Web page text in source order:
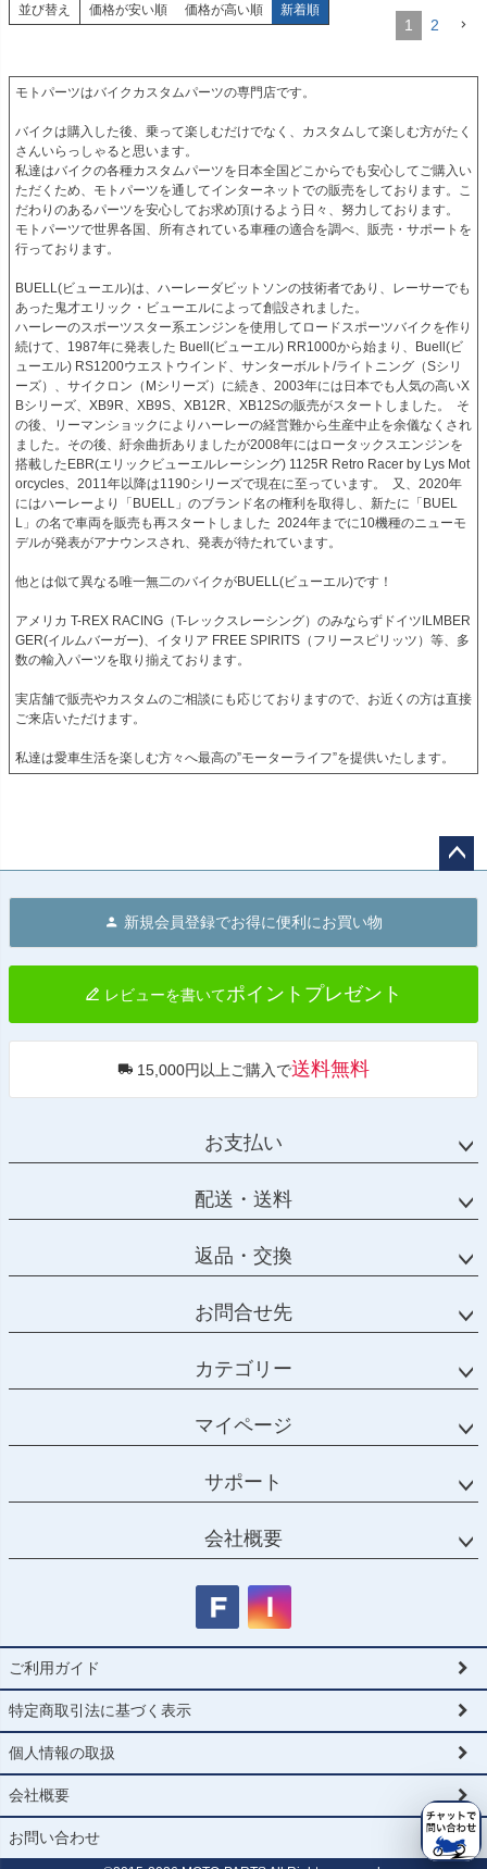
並び替え 価格が安い順 価格が高い順 新着順
1 2
モトパーツはバイクカスタムパーツの専門店です。
バイクは購入した後、乗って楽しむだけでなく、カスタムして楽しむ方がたく
さんいらっしゃると思います。
私達はバイクの各種カスタムパーツを日本全国どこからでも安心してご購入い
ただくため、モトパーツを通してインターネットでの販売をしております。こ
だわりのあるパーツを安心してお求め頂けるよう日々、努力しております。
モトパーツで世界各国、所有されている車種の適合を調べ、販売・サポートを
行っております。
BUELL(ビューエル)は、ハーレーダビットソンの技術者であり、レーサーでも
あった鬼才エリック・ビューエルによって創設されました。
ハーレーのスポーツスター系エンジンを使用してロードスポーツバイクを作り
続けて、1987年に発表した Buell(ビューエル) RR1000から始まり、Buell(ビ
ューエル) RS1200ウエストウインド、サンターボルト/ライトニング（Sシリ
ーズ）、サイクロン（Mシリーズ）に続き、2003年には日本でも人気の高いX
Bシリーズ、XB9R、XB9S、XB12R、XB12Sの販売がスタートしました。  そ
の後、リーマンショックによりハーレーの経営難から生産中止を余儀なくされ
ました。その後、紆余曲折ありましたが2008年にはロータックスエンジンを
搭載したEBR(エリックビューエルレーシング) 1125R Retro Racer by Lys Mot
orcycles、2011年以降は1190シリーズで現在に至っています。  又、2020年
にはハーレーより「BUELL」のブランド名の権利を取得し、新たに「BUEL
L」の名で車両を販売も再スタートしました  2024年までに10機種のニューモ
デルが発表がアナウンスされ、発表が待たれています。
他とは似て異なる唯一無二のバイクがBUELL(ビューエル)です！
アメリカ T-REX RACING（T-レックスレーシング）のみならずドイツILMBER
GER(イルムバーガー)、イタリア FREE SPIRITS（フリースピリッツ）等、多
数の輸入パーツを取り揃えております。
実店舗で販売やカスタムのご相談にも応じておりますので、お近くの方は直接
ご来店いただけます。
私達は愛車生活を楽しむ方々へ最高の”モーターライフ”を提供いたします。
へ
新規会員登録でお得に便利にお買い物
レビューを書いてポイントプレゼント
15,000円以上ご購入で送料無料
お支払い
配送・送料
返品・交換
お問合せ先
カテゴリー
マイページ
サポート
会社概要
ご利用ガイド
特定商取引法に基づく表示
個人情報の取扱
会社概要
お問い合わせ